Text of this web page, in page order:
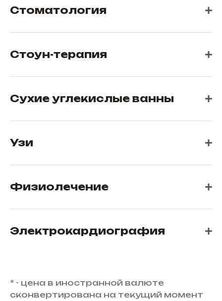
Стоматология
Стоун-терапия
Сухие углекислые ванны
Узи
Физиолечение
Электрокардиография
* - цена в иностранной валюте
сконвертирована на текущий момент